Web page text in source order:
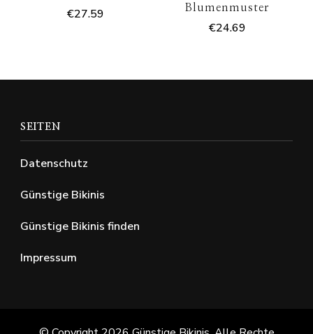
€27.59
Blumenmuster
€24.69
SEITEN
Datenschutz
Günstige Bikinis
Günstige Bikinis finden
Impressum